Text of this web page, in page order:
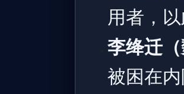
用者，
李绛迁
被困在